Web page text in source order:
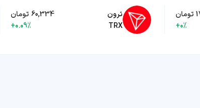
+0%
ترون
TRX
60,334 تومان
+0.09%